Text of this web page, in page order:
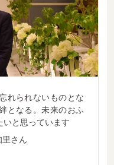
れられないものとな
となる。未来のおふ
いと思っています
里さん